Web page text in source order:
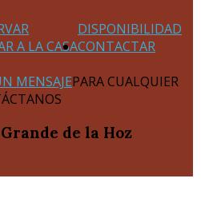
DISPONIBILIDAD
A LA CASACONTACTAR
MENSAJEPARA CUALQUIER
de la Hoz